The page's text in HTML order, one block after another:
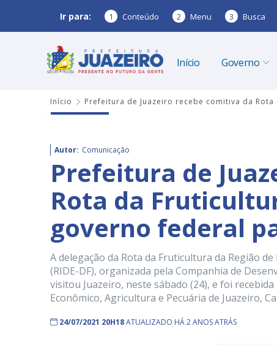
Ir para: 1 Conteúdo 2 Menu 3 Busca
Início Governo
Início Prefeitura de Juazeiro recebe comitiva da
Autor: Comunicação
Prefeitura de
Rota da
governo federal
A delegação da Rota da Fruticultura da Região
(RIDE-DF), organizada pela Companhia de
visitou Juazeiro, neste sábado (24), e foi
Econômico, Agricultura e Pecuária de Juazeiro,
24/07/2021 20H18ATUALIZADO HÁ 2 ANOS ATRÁS